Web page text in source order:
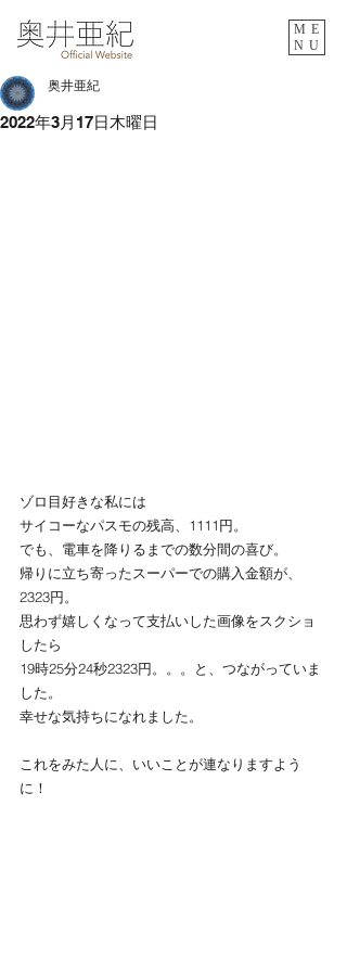
ME
NU
2022年3月17日木曜日
奥井亜紀
ゾロ目好きな私には
サイコーなパスモの残高、1111円。
でも、電車を降りるまでの数分間の喜び。
帰りに立ち寄ったスーパーでの購入金額が、
2323円。
思わず嬉しくなって支払いした画像をスクショ
したら
19時25分24秒2323円。。。と、つながっていま
した。
幸せな気持ちになれました。
これをみた人に、いいことが連なりますよう
に！